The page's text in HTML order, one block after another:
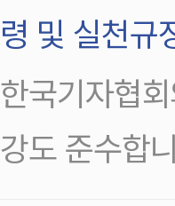
령 및 실천규
한국기자협
강도 준수합